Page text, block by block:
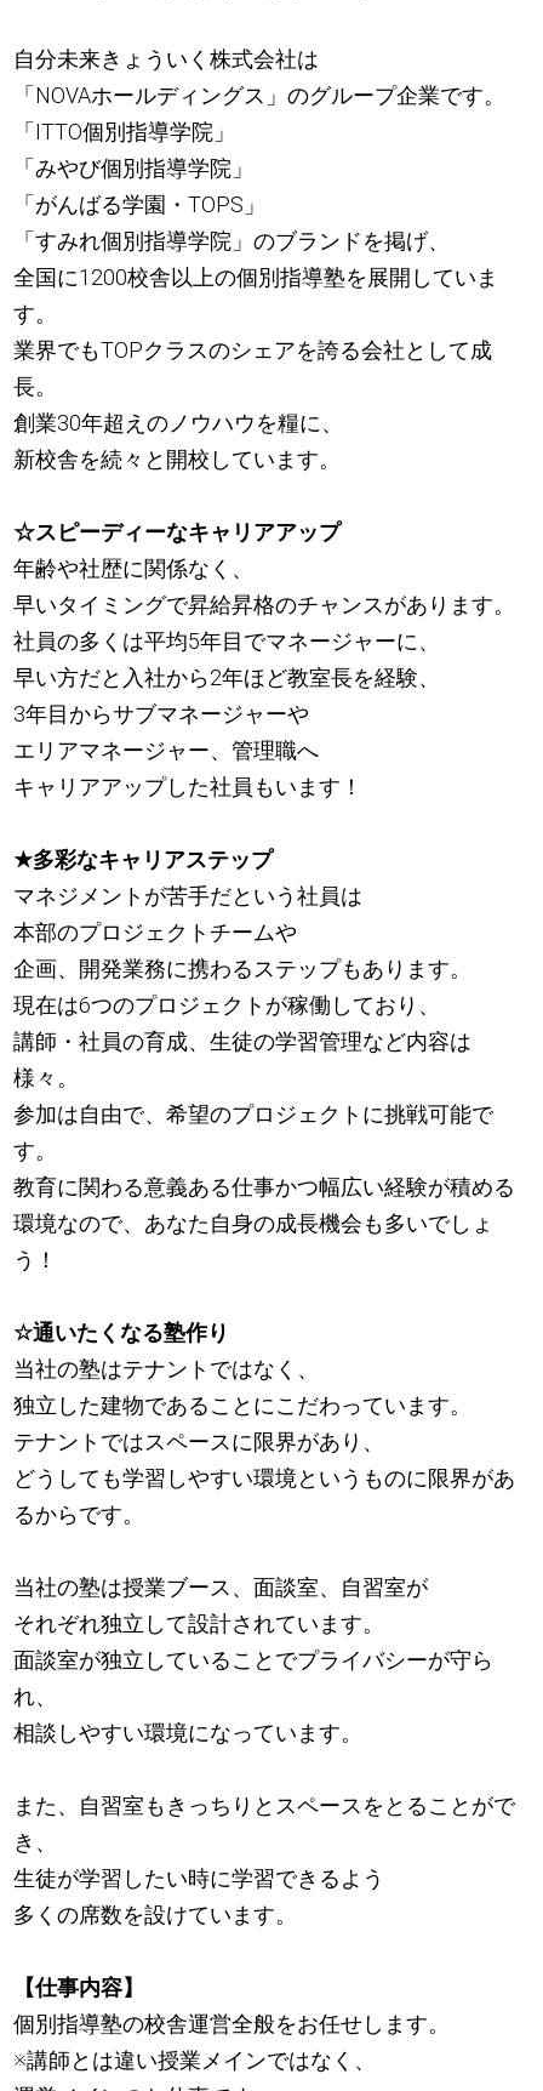
自分未来きょういく株式会社は
「NOVAホールディングス」のグループ企業です。
「ITTO個別指導学院」
「みやび個別指導学院」
「がんばる学園・TOPS」
「すみれ個別指導学院」のブランドを掲げ、
全国に1200校舎以上の個別指導塾を展開していま
す。
業界でもTOPクラスのシェアを誇る会社として成
長。
創業30年超えのノウハウを糧に、
新校舎を続々と開校しています。
☆スピーディーなキャリアアップ
年齢や社歴に関係なく、
早いタイミングで昇給昇格のチャンスがあります。
社員の多くは平均5年目でマネージャーに、
早い方だと入社から2年ほど教室長を経験、
3年目からサブマネージャーや
エリアマネージャー、管理職へ
キャリアアップした社員もいます！
★多彩なキャリアステップ
マネジメントが苦手だという社員は
本部のプロジェクトチームや
企画、開発業務に携わるステップもあります。
現在は6つのプロジェクトが稼働しており、
講師・社員の育成、生徒の学習管理など内容は
様々。
参加は自由で、希望のプロジェクトに挑戦可能で
す。
教育に関わる意義ある仕事かつ幅広い経験が積める
環境なので、あなた自身の成長機会も多いでしょ
う！
☆通いたくなる塾作り
当社の塾はテナントではなく、
独立した建物であることにこだわっています。
テナントではスペースに限界があり、
どうしても学習しやすい環境というものに限界があ
るからです。
当社の塾は授業ブース、面談室、自習室が
それぞれ独立して設計されています。
面談室が独立していることでプライバシーが守ら
れ、
相談しやすい環境になっています。
また、自習室もきっちりとスペースをとることがで
き、
生徒が学習したい時に学習できるよう
多くの席数を設けています。
【仕事内容】
個別指導塾の校舎運営全般をお任せします。
※講師とは違い授業メインではなく、